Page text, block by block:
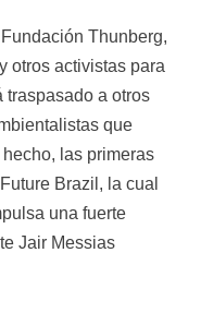
Thunberg,
otros activistas para
traspasado a otros
que
las primeras
Brazil, la cual
una fuerte
Jair Messias